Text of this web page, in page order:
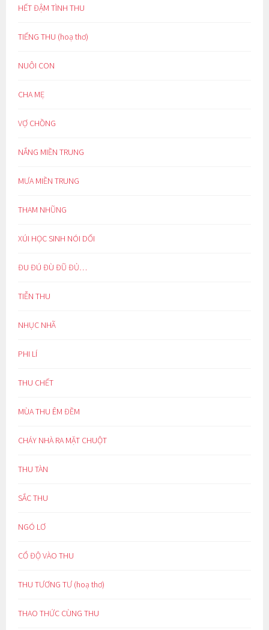
HẾT ĐẬM TÌNH THU
TIẾNG THU (hoạ thơ)
NUÔI CON
CHA MẸ
VỢ CHỒNG
NẮNG MIỀN TRUNG
MƯA MIỀN TRUNG
THAM NHŨNG
XÚI HỌC SINH NÓI DỐI
ĐU ĐÚ ĐÙ ĐŨ ĐỦ…
TIỄN THU
NHỤC NHÃ
PHI LÍ
THU CHẾT
MÙA THU ÊM ĐỀM
CHÁY NHÀ RA MẶT CHUỘT
THU TÀN
SẮC THU
NGÓ LƠ
CỔ ĐỘ VÀO THU
THU TƯƠNG TƯ (hoạ thơ)
THAO THỨC CÙNG THU